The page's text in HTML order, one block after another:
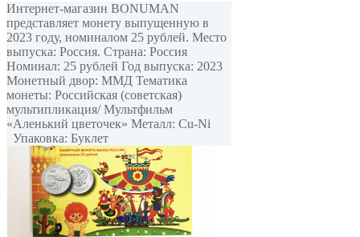
Интернет-магазин BONUMAN
представляет монету выпущенную в
2023 году, номиналом 25 рублей. Место
выпуска: Россия. Страна: Россия
Номинал: 25 рублей Год выпуска: 2023
Монетный двор: ММД Тематика
монеты: Российская (советская)
мультипликация/ Мультфильм
«Аленький цветочек» Металл: Cu-Ni
Упаковка: Буклет